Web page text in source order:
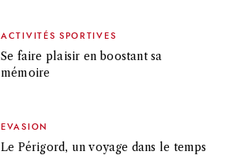
ACTIVITÉS SPORTIVES
Se faire plaisir en boostant sa
mémoire
EVASION
Le Périgord, un voyage dans le temps